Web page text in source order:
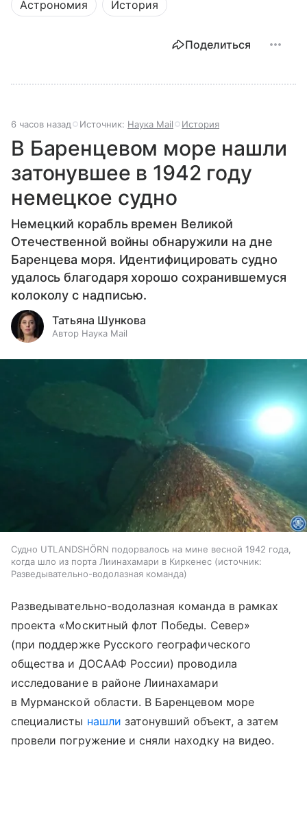
Астрономия История
Поделиться
6 часов назад Источник: Наука Mail История
В Баренцевом море нашли
затонувшее в 1942 году
немецкое судно
Немецкий корабль времен Великой
Отечественной войны обнаружили на дне
Баренцева моря. Идентифицировать судно
удалось благодаря хорошо сохранившемуся
колоколу с надписью.
Татьяна Шункова
Автор Наука Mail
Судно UTLANDSHÖRN подорвалось на мине весной 1942 года,
когда шло из порта Лиинахамари в Киркенес
источник:
Разведывательно-водолазная команда
Разведывательно-водолазная команда в рамках
проекта «Москитный флот Победы. Север»
(при поддержке Русского географического
общества и ДОСААФ России) проводила
исследование в районе Лиинахамари
в Мурманской области. В Баренцевом море
специалисты нашли затонувший объект, а затем
провели погружение и сняли находку на видео.